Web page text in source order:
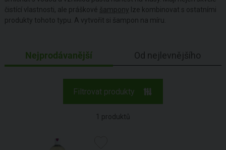
čistící vlastnosti, ale práškové šampony lze kombinovat s ostatními
produkty tohoto typu. A vytvořit si šampon na míru.
Nejprodávanější Od nejlevnějšího
Filtrovat produkty
1 produktů